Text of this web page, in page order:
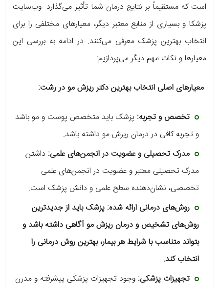
است که مستقیماً بر نتایج درمان شما تأثیر می‌گذارد. وب‌سایت
پزشکا و بسیاری از منابع معتبر دیگر، معیارهای مختلفی را برای
انتخاب بهترین پزشک معرفی می‌کنند. در ادامه به بررسی این
معیارها و نکات مهم دیگر می‌پردازیم:
معیارهای اصلی انتخاب بهترین دکتر ریزش مو در رشت:
تخصص و تجربه: پزشک باید متخصص پوست و مو باشد
و تجربه کافی در درمان ریزش مو داشته باشد.
مدرک تحصیلی و عضویت در انجمن‌های علمی: داشتن
مدرک تحصیلی معتبر و عضویت در انجمن‌های علمی
تخصصی، نشان‌دهنده سطح علمی و دانش پزشک است.
روش‌های درمانی ارائه شده: پزشک باید از جدیدترین
روش‌های تشخیص و درمان ریزش مو آگاهی داشته باشد و
بتواند متناسب با شرایط هر بیمار، بهترین روش درمانی را
انتخاب کند.
تجهیزات پزشکی: وجود تجهیزات پزشکی پیشرفته و مدرن